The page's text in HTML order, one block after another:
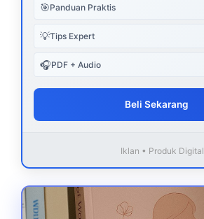
🎯Panduan Praktis
💡Tips Expert
🎧PDF + Audio
Beli Sekarang
Iklan • Produk Digital